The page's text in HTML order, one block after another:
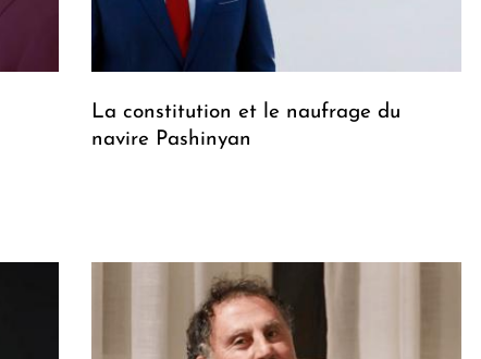
La constitution et le naufrage du
navire Pashinyan